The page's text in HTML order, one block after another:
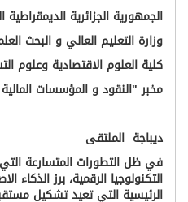
الجمهورية الجزائرية الديمقراطية
وزارة التعليم العالي و البحث
كلية العلوم الاقتصادية وعلوم
مخبر "النقود و المؤسسات
ديباجة الملتقى
في ظل التطورات المتسارعة
التكنولوجيا الرقمية، برز الذكاء
الرئيسية التي تعيد تشكيل